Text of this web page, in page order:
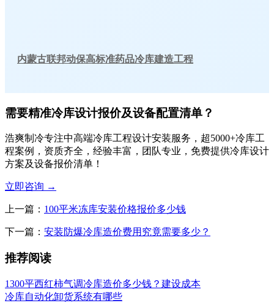
内蒙古联邦动保高标准药品冷库建造工程
需要精准冷库设计报价及设备配置清单？
浩爽制冷专注中高端冷库工程设计安装服务，超5000+冷库工
程案例，资质齐全，经验丰富，团队专业，免费提供冷库设计
方案及设备报价清单！
立即咨询 →
上一篇： 100平米冻库安装价格报价多少钱
下一篇： 安装防爆冷库造价费用究竟需要多少？
推荐阅读
1300平西红柿气调冷库造价多少钱？建设成本
冷库自动化卸货系统有哪些